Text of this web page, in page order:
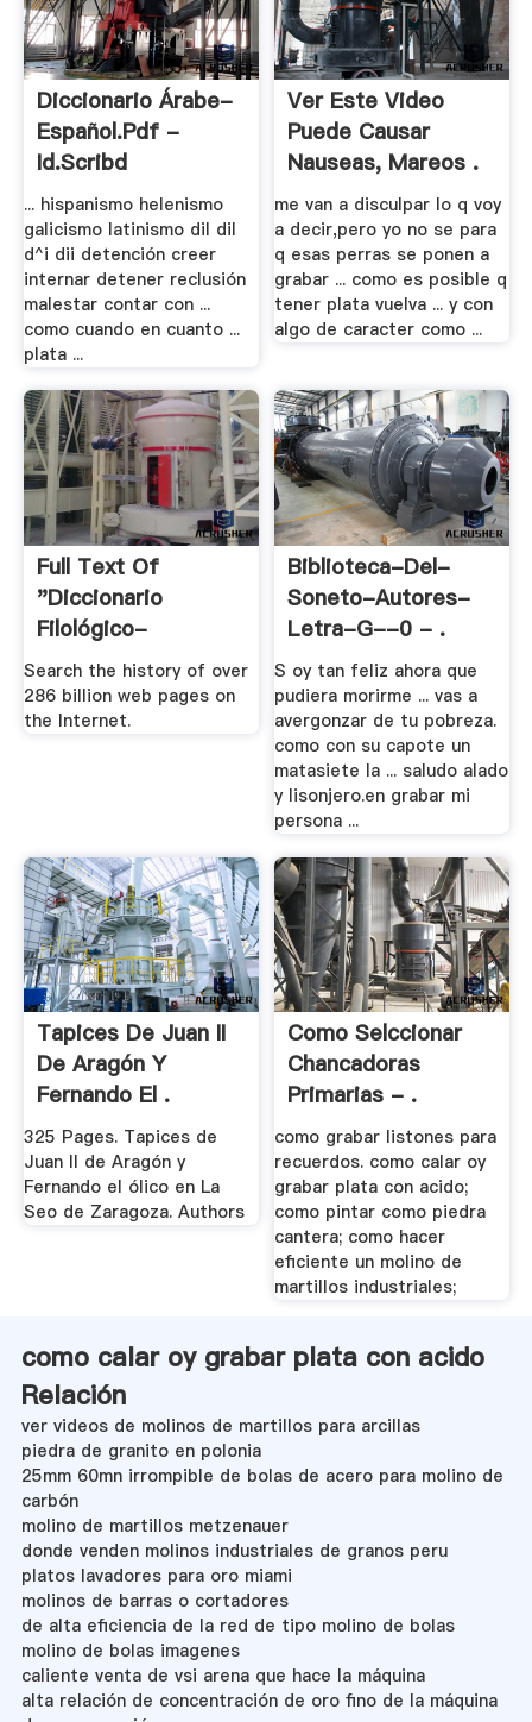
Diccionario Árabe-
Español.pdf -
Id.scribd
... hispanismo helenismo
galicismo latinismo dil dil
d^i dii detención creer
internar detener reclusión
malestar contar con ...
como cuando en cuanto ...
plata ...
Ver Este Video
Puede Causar
Nauseas, Mareos .
me van a disculpar lo q voy
a decir,pero yo no se para
q esas perras se ponen a
grabar ... como es posible q
tener plata vuelva ... y con
algo de caracter como ...
Full Text Of
"Diccionario
Filológico-
Comparado De .
Search the history of over
286 billion web pages on
the Internet.
Biblioteca-Del-
Soneto-Autores-
Letra-G--0 - .
S oy tan feliz ahora que
pudiera morirme ... vas a
avergonzar de tu pobreza.
como con su capote un
matasiete la ... saludo alado
y lisonjero.en grabar mi
persona ...
Tapices De Juan II
De Aragón Y
Fernando El .
325 Pages. Tapices de
Juan II de Aragón y
Fernando el ólico en La
Seo de Zaragoza. Authors
Como Selccionar
Chancadoras
Primarias - .
como grabar listones para
recuerdos. como calar oy
grabar plata con acido;
como pintar como piedra
cantera; como hacer
eficiente un molino de
martillos industriales;
como calar oy grabar plata con acido
Relación
ver videos de molinos de martillos para arcillas
piedra de granito en polonia
25mm 60mn irrompible de bolas de acero para molino de
carbón
molino de martillos metzenauer
donde venden molinos industriales de granos peru
platos lavadores para oro miami
molinos de barras o cortadores
de alta eficiencia de la red de tipo molino de bolas
molino de bolas imagenes
caliente venta de vsi arena que hace la máquina
alta relación de concentración de oro fino de la máquina